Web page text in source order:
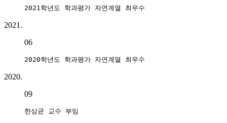
2021학년도 학과평가 자연계열 최우수
2021.
06
2020학년도 학과평가 자연계열 최우수
2020.
09
한상균 교수 부임